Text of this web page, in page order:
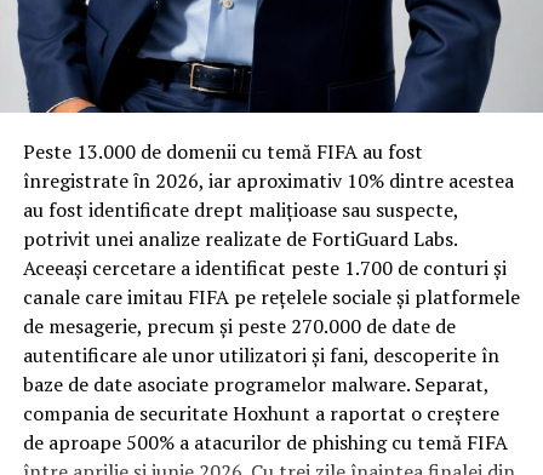
Rotația rapidă a oaspeților cere
materiale rezistente
Spre diferență de o locuință obișnuită, o cameră de hotel
trece printr-un ciclu de utilizare intensă: oaspeți diferiți,
bagaje trase pe roți, curățenie zilnică, uneori mai multe
rezervări consecutive în aceeași săptămână. Această
frecvență ridicată de utilizare pune presiune reală pe
orice suprafață, iar pardoseala este printre primele
elemente afectate vizibil, mai ales în zona din jurul
patului și a ușii de acces.
În etapa de renovare sau construcție, administratorii
care iau în calcul mocheta trafic intens
pentru zonele
cu rotație mare reduc riscul de uzură prematură și de
Peste 13.000 de domenii cu temă FIFA au fost
înregistrate ȋn 2026, iar aproximativ 10% dintre acestea
au fost identificate drept malițioase sau suspecte,
potrivit unei analize realizate de FortiGuard Labs.
Aceeași cercetare a identificat peste 1.700 de conturi și
canale care imitau FIFA pe rețelele sociale și platformele
de mesagerie, precum și peste 270.000 de date de
autentificare ale unor utilizatori și fani, descoperite în
baze de date asociate programelor malware. Separat,
compania de securitate Hoxhunt a raportat o creștere
de aproape 500% a atacurilor de phishing cu temă FIFA